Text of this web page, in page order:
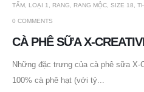
CÀ PHÊ SỮA X-
TẨM, LOẠI 1, RANG, RANG MỘC, SIZE 18,
0 COMMENTS
Những đặc trưng của cà phê sữa
100% cà phê hạt (với tỷ...